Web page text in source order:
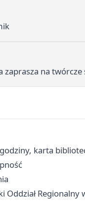
na
karta
Regionalny